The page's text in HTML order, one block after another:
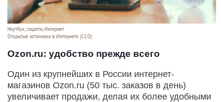
Ноутбук, соцсети, Интернет.
Открытые источники в Интернете (ССО)
Ozon.ru: удобство прежде всего
Один из крупнейших в России интернет-
магазинов Ozon.ru (50 тыс. заказов в день)
увеличивает продажи, делая их более удобными